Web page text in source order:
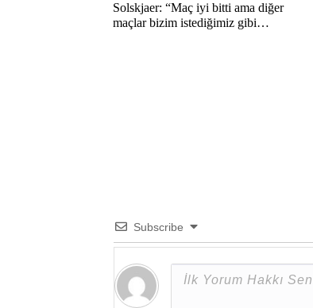
Solskjaer: “Maç iyi bitti ama diğer
maçlar bizim istediğimiz gibi
Subscribe